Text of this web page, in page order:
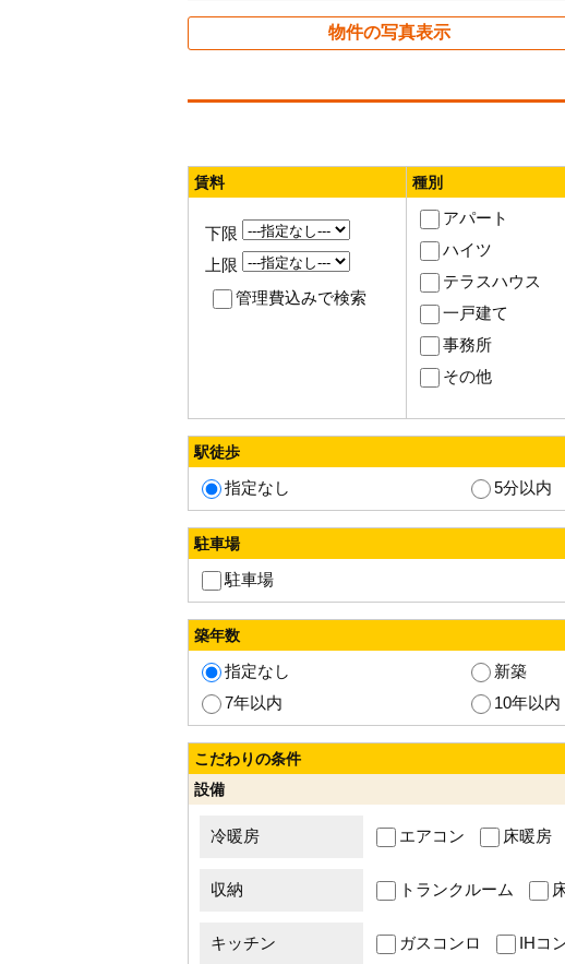
物件の写真表示
賃料
下限
上限
管理費込みで検索
種別
アパート
ハイツ
テラスハウス
一戸建て
事務所
その他
駅徒歩
指定なし 5分以内
駐車場
駐車場
築年数
指定なし 新築
7年以内
10年以内
こだわりの条件
設備
冷暖房 エアコン 床暖房
収納 トランクルーム
キッチン ガスコンロ IHコ